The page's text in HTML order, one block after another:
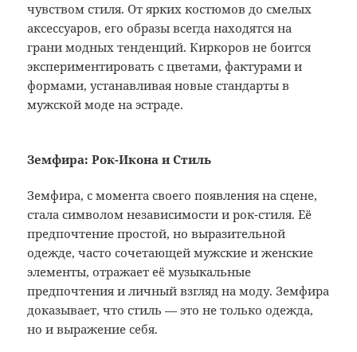
чувством стиля. От ярких костюмов до смелых
аксессуаров, его образы всегда находятся на
грани модных тенденций. Киркоров не боится
экспериментировать с цветами, фактурами и
формами, устанавливая новые стандарты в
мужской моде на эстраде.
Земфира: Рок-Икона и Стиль
Земфира, с момента своего появления на сцене,
стала символом независимости и рок-стиля. Её
предпочтение простой, но выразительной
одежде, часто сочетающей мужские и женские
элементы, отражает её музыкальные
предпочтения и личный взгляд на моду. Земфира
доказывает, что стиль — это не только одежда,
но и выражение себя.